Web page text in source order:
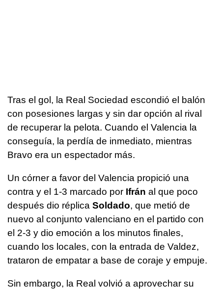
Tras el gol, la Real Sociedad escondió el balón
con posesiones largas y sin dar opción al rival
de recuperar la pelota. Cuando el Valencia la
conseguía, la perdía de inmediato, mientras
Bravo era un espectador más.
Un córner a favor del Valencia propició una
contra y el 1-3 marcado por Ifrán al que poco
después dio réplica Soldado, que metió de
nuevo al conjunto valenciano en el partido con
el 2-3 y dio emoción a los minutos finales,
cuando los locales, con la entrada de Valdez,
trataron de empatar a base de coraje y empuje.
Sin embargo, la Real volvió a aprovechar su